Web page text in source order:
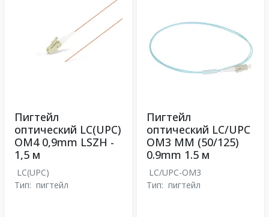
Пигтейл
оптический LC(UPC)
OM4 0,9mm LSZH -
1,5 м
LC(UPC)
Тип: пигтейл
Пигтейл
оптический LC/UPC
OM3 MM (50/125)
0.9mm 1.5 м
LC/UPC-OM3
Тип: пигтейл